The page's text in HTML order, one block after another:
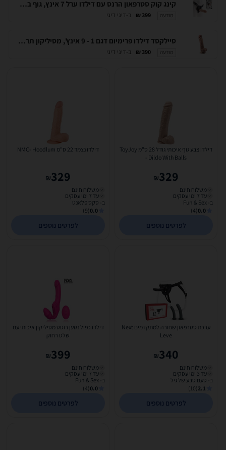
קינג קוק סטרפאון הרנס עם דילדו ערל 7 אינץ, גוף בהיר. Pipedream-50928
מודעה 399 ₪ ב-דיגי דיגי
סיילקסד דילדו פרימיום דגם 1 - 9 אינץ', מסיליקון תרמו-ריאקטיבי. Silex-D-66275
מודעה 390 ₪ ב-דיגי דיגי
דילדו צבע גוף איכותי גודל 28 ס"מ ToyJoy
- Dildo With Balls
329
₪
משלוח חינם
עד 7 ימי עסקים
ב- Fun & Sex
0.0
(4)
לפרטים נוספים
דילדו נצמד 22 ס"מ NMC- Hoodlum
329
₪
משלוח חינם
עד 7 ימי עסקים
ב- סקס פלאנט
0.0
(9)
לפרטים נוספים
ערכת סטרפאון שחורה למתקדמים Next
Leve
340
₪
משלוח חינם
עד 3 ימי עסקים
ב- טעם טבע של גיל
2.1
(10)
לפרטים נוספים
דילדו כפול נטען רוטט מסיליקון איכותי עם
שלט רחוק
399
₪
משלוח חינם
עד 7 ימי עסקים
ב- Fun & Sex
0.0
(4)
לפרטים נוספים